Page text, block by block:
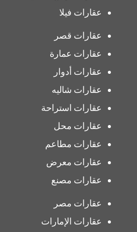
عقارات فيلا
عقارات قصر
عقارات عمارة
عقارات أدوار
عقارات شاليه
عقارات استراحة
عقارات محل
عقارات مطاعم
عقارات معرض
عقارات مصنع
عقارات مصر
عقارات الإمارات